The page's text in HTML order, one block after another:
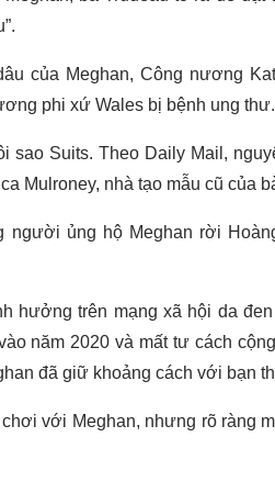
của Meghan, Công nương
phi xứ Wales bị bệnh ung thư.
sao Suits. Theo Daily Mail,
Mulroney, nhà tạo mẫu cũ của
người ủng hộ Meghan rời
hưởng trên mạng xã hội da
năm 2020 và mất tư cách
đã giữ khoảng cách với bạn
với Meghan, nhưng rõ ràng